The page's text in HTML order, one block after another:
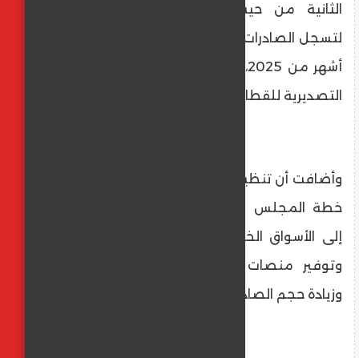
الثانية من حيث استقبال منتجات القطاع
أشهر من 2025، مما يجعلها أحد أهم الأسواق
التصديرية للقطاع.
وأضافت أن تنظيم هذه المشاركة يأتي في إطار
خطة المجلس لدعم نفاذ المنتجات المصرية
إلى الأسواق الخارجية، ورفع قدرتها التنافسية،
وتوفير منصات فاعلة لخلق شراكات جديدة
وزيادة حجم الصادرات.